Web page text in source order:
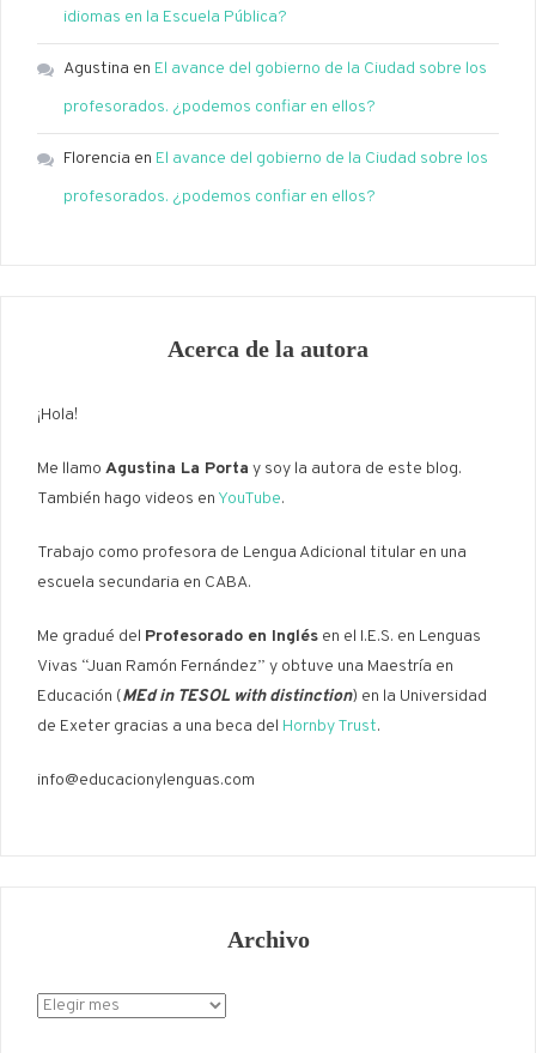
idiomas en la Escuela Pública?
Agustina en El avance del gobierno de la Ciudad sobre los
profesorados. ¿podemos confiar en ellos?
Florencia en El avance del gobierno de la Ciudad sobre los
profesorados. ¿podemos confiar en ellos?
Acerca de la autora
¡Hola!
Me llamo Agustina La Porta y soy la autora de este blog.
También hago videos en YouTube.
Trabajo como profesora de Lengua Adicional titular en una
escuela secundaria en CABA.
Me gradué del Profesorado en Inglés en el I.E.S. en Lenguas
Vivas “Juan Ramón Fernández” y obtuve una Maestría en
Educación (MEd in TESOL with distinction) en la Universidad
de Exeter gracias a una beca del Hornby Trust.
info@educacionylenguas.com
Archivo
Archivo